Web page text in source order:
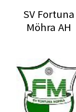
SV Fortuna
Möhra AH